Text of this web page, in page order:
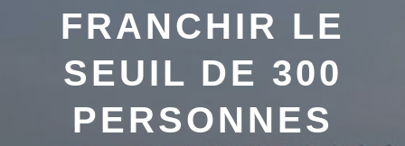
FRANCHIR LE
SEUIL DE 300
PERSONNES